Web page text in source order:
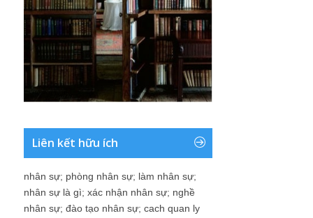
Liên kết hữu ích
nhân sự; phòng nhân sự; làm nhân sự;
nhân sự là gì; xác nhận nhân sự; nghề
nhân sự; đào tạo nhân sự; cach quan ly